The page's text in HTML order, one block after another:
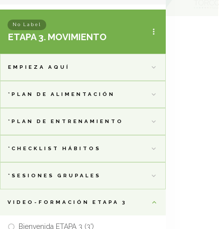
No Label
ETAPA 3. MOVIMIENTO
EMPIEZA AQUÍ
*PLAN DE ALIMENTACIÓN
*PLAN DE ENTRENAMIENTO
*CHECKLIST HÁBITOS
*SESIONES GRUPALES
VIDEO-FORMACIÓN ETAPA 3
Bienvenida ETAPA 3 (3')